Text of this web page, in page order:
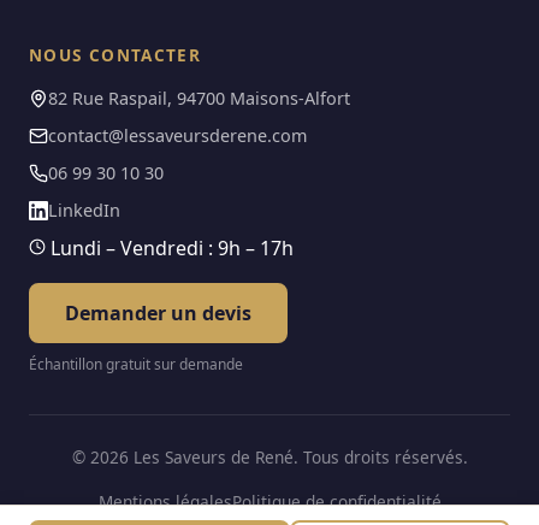
NOUS CONTACTER
82 Rue Raspail, 94700 Maisons-Alfort
contact@lessaveursderene.com
06 99 30 10 30
LinkedIn
Lundi – Vendredi : 9h – 17h
Demander un devis
Échantillon gratuit sur demande
© 2026 Les Saveurs de René. Tous droits réservés.
Mentions légalesPolitique de confidentialité